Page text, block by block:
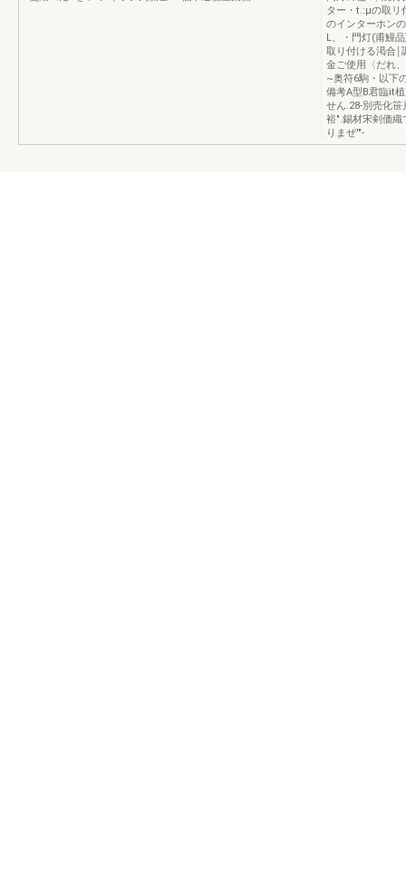
ター・t.:μの取リ
のインターホン
L、・門灯(甫鰻
取り付ける渇合￨
金ご使用〈だれ
~奥符6駒・以下
備考A型B君臨it
せん.28-別売化
裕".錫材宋剣価織
りまぜ'"-